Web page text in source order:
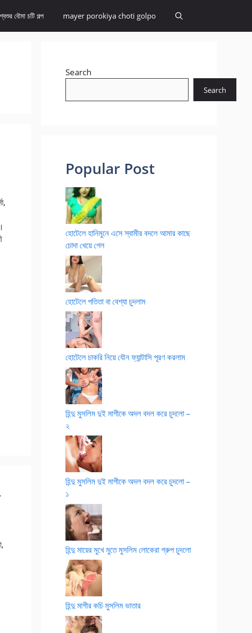
শ্বশুর বৌমা চটি গল্প mayer porokiya choti golpo
Search
Search
Popular Post
হোটেলে হানিমুনে এসে স্বামীর বদলে আমার কাছে
চোদা খেয়ে গেল
হোটেলে পতিতা বা বেশ্যা চুদলাম
হোটেলে চাকরি নিয়ে যৌন ফ্যান্টাসি পূরণ করলাম
হিন্দু মুসলিম দুই মাগীকে অদল বদল করে চুদলো –
২
হিন্দু মুসলিম দুই মাগীকে অদল বদল করে চুদলো –
১
হিন্দু মায়ের মুখে মুতে মুসলিম লোকেরা গ্রুপ চুদলো
হিন্দু মাগীর কচি মুসলিম ভাতার